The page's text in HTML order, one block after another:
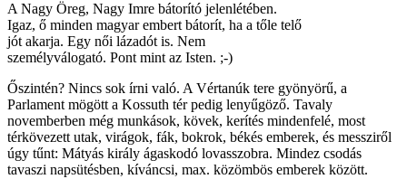
A Nagy Öreg, Nagy Imre bátorító jelenlétében.
Igaz, ő minden magyar embert bátorít, ha a tőle telő
jót akarja. Egy női lázadót is. Nem
személyválogató. Pont mint az Isten. ;-)
Őszintén? Nincs sok írni való. A Vértanúk tere gyönyörű, a
Parlament mögött a Kossuth tér pedig lenyűgöző. Tavaly
novemberben még munkások, kövek, kerítés mindenfelé, most
térkövezett utak, virágok, fák, bokrok, békés emberek, és messziről
úgy tűnt: Mátyás király ágaskodó lovasszobra. Mindez csodás
tavaszi napsütésben, kíváncsi, max. közömbös emberek között.